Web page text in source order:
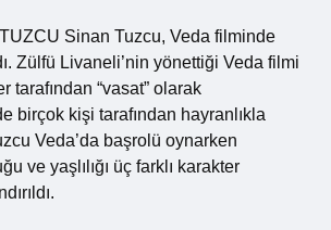
Sinan Tuzcu, Veda filminde
Zülfü Livaneli’nin yönettiği Veda filmi
tarafından “vasat” olarak
birçok kişi tarafından hayranlıkla
Veda’da başrolü oynarken
ve yaşlılığı üç farklı karakter